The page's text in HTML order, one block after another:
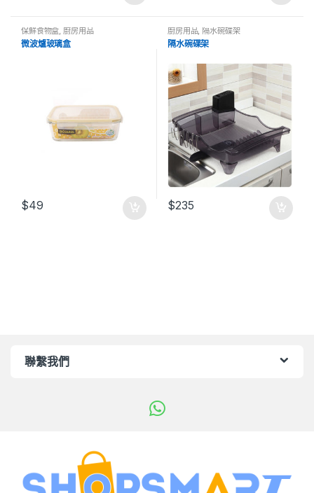
保鮮食物盒,廚房用品
微波爐玻璃盒
$49
廚房用品, 隔水碗碟架
隔水碗碟架
$235
聯繫我們